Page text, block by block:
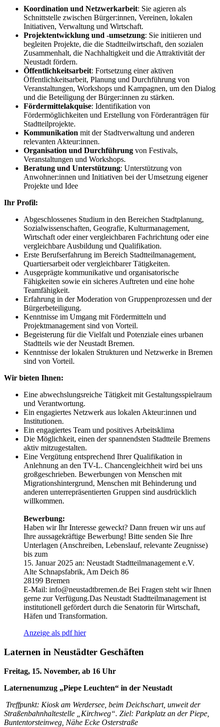
Koordination und Netzwerkarbeit: Sie agieren als
Schnittstelle zwischen Bürger:innen, Vereinen, lokalen
Initiativen, Verwaltung und Wirtschaft.
Projektentwicklung und -umsetzung: Sie initiieren und
begleiten Projekte, die die Stadtteilwirtschaft, den sozialen
Zusammenhalt, die Nachhaltigkeit und die Attraktivität der
Neustadt fördern.
Öffentlichkeitsarbeit: Fortsetzung einer aktiven
Öffentlichkeitsarbeit, Planung und Durchführung von
Veranstaltungen, Workshops und Kampagnen, um den Dialog
und die Beteiligung der Bürger:innen zu stärken.
Fördermittelakquise: Identifikation von
Fördermöglichkeiten und Erstellung von Förderanträgen für
Stadtteilprojekte.
Kommunikation mit der Stadtverwaltung und anderen
relevanten Akteur:innen.
Organisation und Durchführung von Festivals,
Veranstaltungen und Workshops.
Beratung und Unterstützung: Unterstützung von
Anwohner:innen und Initiativen bei der Umsetzung eigener
Projekte und Idee
Ihr Profil:
Abgeschlossenes Studium in den Bereichen Stadtplanung,
Sozialwissenschaften, Geografie, Kulturmanagement,
Wirtschaft oder einer vergleichbaren Fachrichtung oder eine
vergleichbare Ausbildung und Qualifikation.
Erste Berufserfahrung im Bereich Stadtteilmanagement,
Quartiersarbeit oder vergleichbarer Tätigkeiten.
Ausgeprägte kommunikative und organisatorische
Fähigkeiten sowie ein sicheres Auftreten und eine hohe
Teamfähigkeit.
Erfahrung in der Moderation von Gruppenprozessen und der
Bürgerbeteiligung.
Kenntnisse im Umgang mit Fördermitteln und
Projektmanagement sind von Vorteil.
Begeisterung für die Vielfalt und Potenziale eines urbanen
Stadtteils wie der Neustadt Bremen.
Kenntnisse der lokalen Strukturen und Netzwerke in Bremen
sind von Vorteil.
Wir bieten Ihnen:
Eine abwechslungsreiche Tätigkeit mit Gestaltungsspielraum
und Verantwortung.
Ein engagiertes Netzwerk aus lokalen Akteur:innen und
Institutionen.
Ein engagiertes Team und positives Arbeitsklima
Die Möglichkeit, einen der spannendsten Stadtteile Bremens
aktiv mitzugestalten.
Eine Vergütung entsprechend Ihrer Qualifikation in
Anlehnung an den TV-L. Chancengleichheit wird bei uns
großgeschrieben. Bewerbungen von Menschen mit
Migrationshintergrund, Menschen mit Behinderung und
anderen unterrepräsentierten Gruppen sind ausdrücklich
willkommen.
Bewerbung:
Haben wir Ihr Interesse geweckt? Dann freuen wir uns auf
Ihre aussagekräftige Bewerbung! Bitte senden Sie Ihre
Unterlagen (Anschreiben, Lebenslauf, relevante Zeugnisse)
bis zum
15. Januar 2025 an: Neustadt Stadtteilmanagement e.V.
Alte Schnapsfabrik, Am Deich 86
28199 Bremen
E-Mail: info@neustadtbremen.de Bei Fragen steht wir Ihnen
gerne zur Verfügung.Das Neustadt Stadtteilmanagement ist
institutionell gefördert durch die Senatorin für Wirtschaft,
Häfen und Transformation.
Anzeige als pdf hier
Laternen in Neustädter Geschäften
Freitag, 15. November, ab 16 Uhr
Laternenumzug „Piepe Leuchten“ in der Neustadt
Treffpunkt: Kiosk am Werdersee, beim Deichschart, unweit der
Straßenbahnhaltestelle „Kirchweg“. Ziel: Parkplatz an der Piepe,
Buntentorsteinweg, Nähe Ecke Osterstraße